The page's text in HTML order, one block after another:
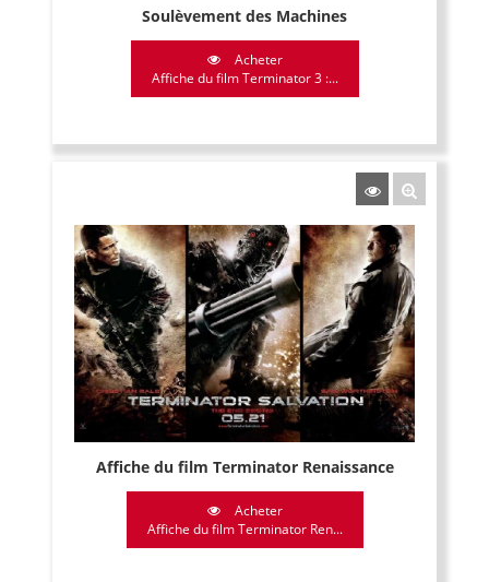
Soulèvement des Machines
Acheter
Affiche du film Terminator 3 :...
Affiche du film Terminator Renaissance
Acheter
Affiche du film Terminator Ren...